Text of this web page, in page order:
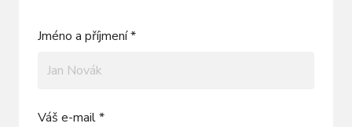
Jméno a příjmení *
Váš e-mail *